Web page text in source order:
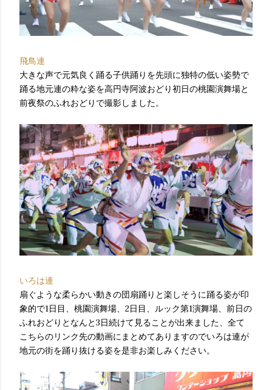
飛鳥連
大きな声で元気良く踊る子供踊りを先頭に独特の低い姿勢で
踊る地元連の粋な姿を高円寺阿波おどり初日の桃園演舞場と
前夜祭のふれおどりで撮影しました。
いろは連
扇ぐような柔らかい動きの団扇踊りと楽しそうに踊る姿が印
象的で1日目、桃園演舞場、2日目、ルック第1演舞場、前日の
ふれおどりとなんと3日続けて見ることが出来ました、全て
こちらのリンク先の動画にまとめてありますのでいろは連が
地元の街を踊り抜ける姿を是非お楽しみください。